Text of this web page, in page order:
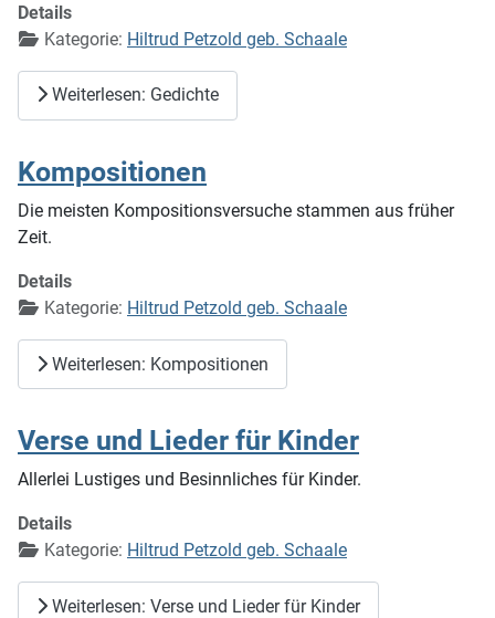
Details
Kategorie: Hiltrud Petzold geb. Schaale
Weiterlesen: Gedichte
Kompositionen
Die meisten Kompositionsversuche stammen aus früher
Zeit.
Details
Kategorie: Hiltrud Petzold geb. Schaale
Weiterlesen: Kompositionen
Verse und Lieder für Kinder
Allerlei Lustiges und Besinnliches für Kinder.
Details
Kategorie: Hiltrud Petzold geb. Schaale
Weiterlesen: Verse und Lieder für Kinder